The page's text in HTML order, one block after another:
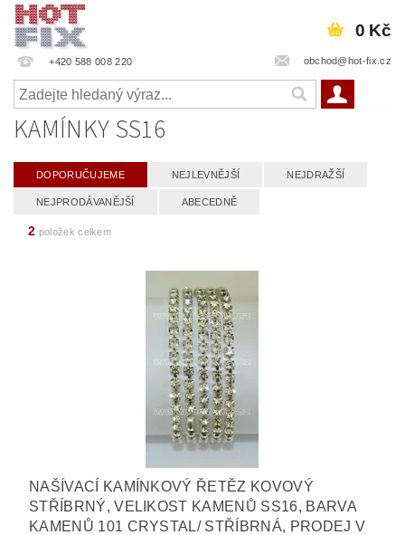
+420 588 008 220 obchod@hot-fix.cz
0 Kč
KAMÍNKY SS16
DOPORUČUJEME NEJLEVNĚJŠÍ NEJDRAŽŠÍ
NEJPRODÁVANĚJŠÍ ABECEDNĚ
2 položek celkem
NAŠÍVACÍ KAMÍNKOVÝ ŘETĚZ KOVOVÝ
STŘÍBRNÝ, VELIKOST KAMENŮ SS16, BARVA
KAMENŮ 101 CRYSTAL/ STŘÍBRNÁ, PRODEJ V